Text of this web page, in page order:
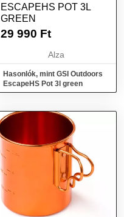
ESCAPEHS POT 3L
GREEN
29 990 Ft
Alza
Hasonlók, mint GSI Outdoors
EscapeHS Pot 3l green